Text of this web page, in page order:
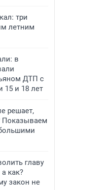
три
летним
в
ДТП с
15 и 18 лет
решает,
Показываем
главу
как?
закон не